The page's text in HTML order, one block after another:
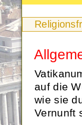
auf die
wie sie
Vernunft